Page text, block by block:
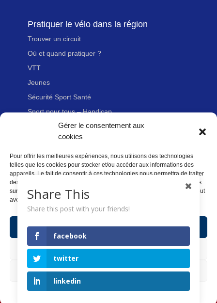
Gérer le consentement aux
cookies
Pour offrir les meilleures expériences, nous utilisons des technologies
telles que les cookies pour stocker et/ou accéder aux informations des
appareils. Le fait de consentir à ces technologies nous permettra de traiter
des données telles que le comportement de navigation ou les ID uniques
sur ce site. Le fait de ne pas consentir ou de retirer son consentement peut
avoir un effet négatif sur certaines caractéristiques et fonctions.
Accepter
Refuser
Voir les préférences
Politique de cookiesPOLITIQUE DES DONNÉES PERSONNELLES
Pratiquer le vélo dans la région
Trouver un circuit
Où et quand pratiquer ?
VTT
Jeunes
Sécurité Sport Santé
Sport pour tous – Handicap
Adhérer à la FFvélo
Nous contacter
Politique de cookies (UE)
Copyright FFVélo 2018
Share This
Share this post with your friends!
facebook
twitter
linkedin